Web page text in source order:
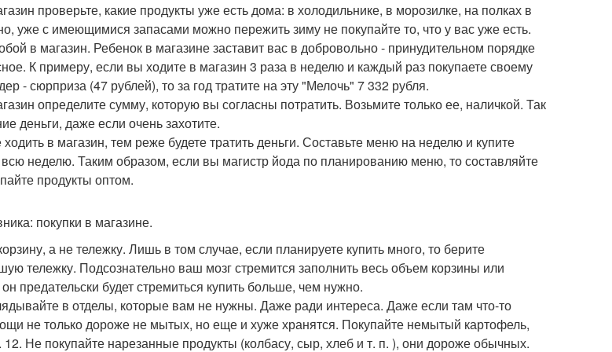
проверьте, какие продукты уже есть дома: в холодильнике, в морозилке, на полках в
уже с имеющимися запасами можно пережить зиму не покупайте то, что у вас уже есть.
в магазин. Ребенок в магазине заставит вас в добровольно - принудительном порядке
К примеру, если вы ходите в магазин 3 раза в неделю и каждый раз покупаете своему
- сюрприза (47 рублей), то за год тратите на эту "Мелочь" 7 332 рубля.
определите сумму, которую вы согласны потратить. Возьмите только ее, наличкой. Так
деньги, даже если очень захотите.
в магазин, тем реже будете тратить деньги. Составьте меню на неделю и купите
неделю. Таким образом, если вы магистр йода по планированию меню, то составляйте
продукты оптом.
покупки в магазине.
а не тележку. Лишь в том случае, если планируете купить много, то берите
тележку. Подсознательно ваш мозг стремится заполнить весь объем корзины или
предательски будет стремиться купить больше, чем нужно.
в отделы, которые вам не нужны. Даже ради интереса. Даже если там что-то
не только дороже не мытых, но еще и хуже хранятся. Покупайте немытый картофель,
12. Не покупайте нарезанные продукты (колбасу, сыр, хлеб и т. п. ), они дороже обычных.